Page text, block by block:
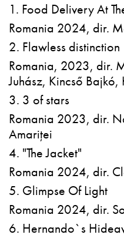
1. Food Delivery At
Romania 2024, dir.
2. Flawless distinction
Romania, 2023, dir.
Juhász, Kincső
3. 3 of stars
Romania 2023, dir.
Amariței
4. "The Jacket"
Romania 2024, dir.
5. Glimpse Of Light
Romania 2024, dir.
6. Hernando`s